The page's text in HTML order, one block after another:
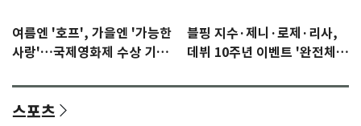
여름엔 '호프', 가을엔 '가능한
사랑'…국제영화제 수상 기대
블핑 지수·제니·로제·리사,
데뷔 10주년 이벤트 '완전체'
스포츠